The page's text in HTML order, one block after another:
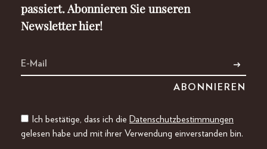
passiert. Abonnieren Sie unseren
Newsletter hier!
Ich bestätige, dass ich die Datenschutzbestimmungen
gelesen habe und mit ihrer Verwendung einverstanden bin.